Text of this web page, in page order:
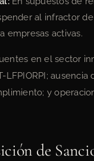
al infractor
empresas activas.
en el sector
LFPIORPI;
y
de